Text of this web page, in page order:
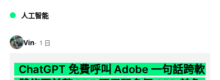
人工智能
Vin 1 日
ChatGPT 免費呼叫 Adobe 一句話跨軟